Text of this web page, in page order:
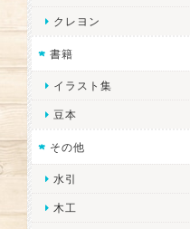
クレヨン
書籍
イラスト集
豆本
その他
水引
木工